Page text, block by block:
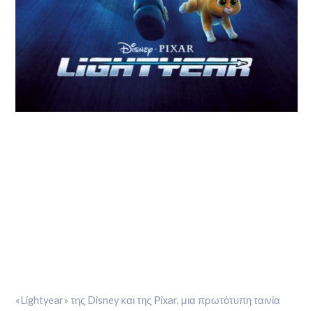
«Lightyear» της Disney και της Pixar, μια πρωτότυπη ταινία